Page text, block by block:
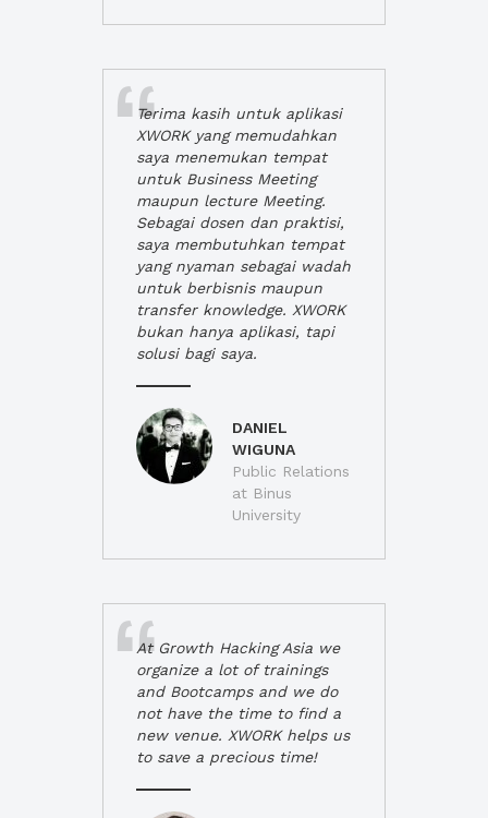
Terima kasih untuk aplikasi
XWORK yang memudahkan
saya menemukan tempat
untuk Business Meeting
maupun lecture Meeting.
Sebagai dosen dan praktisi,
saya membutuhkan tempat
yang nyaman sebagai wadah
untuk berbisnis maupun
transfer knowledge. XWORK
bukan hanya aplikasi, tapi
solusi bagi saya.
DANIEL
WIGUNA
Public Relations
at Binus
University
At Growth Hacking Asia we
organize a lot of trainings
and Bootcamps and we do
not have the time to find a
new venue. XWORK helps us
to save a precious time!